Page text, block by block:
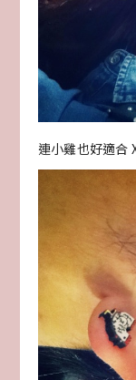
連小雞也好適合